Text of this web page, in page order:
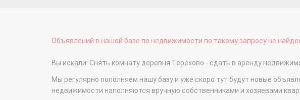
Объявлений в нашей базе по недвижимости по такому запросу не
Вы искали: Снять комнату деревня Терехово - сдать в аренду
Мы регулярно пополняем нашу базу и уже скоро тут будут новые
недвижимости наполняются вручную собственниками и хозяевами